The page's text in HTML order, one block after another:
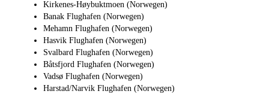
Kirkenes-Høybuktmoen (Norwegen)
Banak Flughafen (Norwegen)
Mehamn Flughafen (Norwegen)
Hasvik Flughafen (Norwegen)
Svalbard Flughafen (Norwegen)
Båtsfjord Flughafen (Norwegen)
Vadsø Flughafen (Norwegen)
Harstad/Narvik Flughafen (Norwegen)